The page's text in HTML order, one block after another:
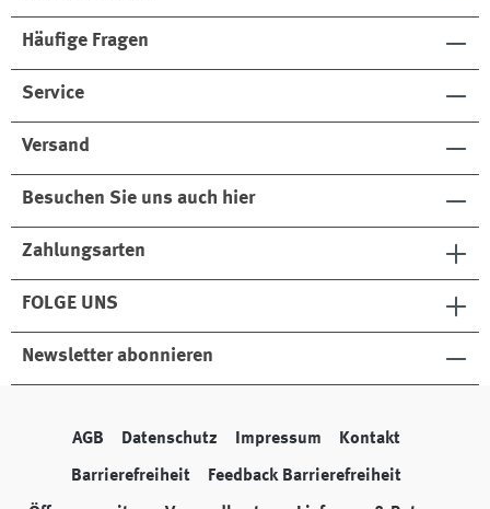
Häufige Fragen
Service
Versand
Besuchen Sie uns auch hier
Zahlungsarten
FOLGE UNS
Newsletter abonnieren
AGB Datenschutz Impressum Kontakt
Barrierefreiheit Feedback Barrierefreiheit